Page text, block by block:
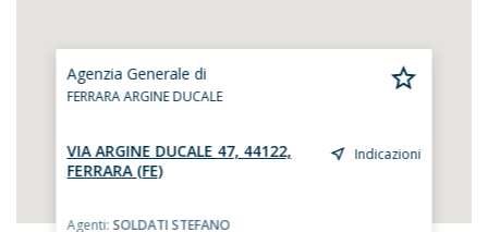
Agenzia Generale di
FERRARA ARGINE DUCALE
VIA ARGINE DUCALE 47, 44122,
FERRARA (FE)
Indicazioni
Agenti:SOLDATI STEFANO